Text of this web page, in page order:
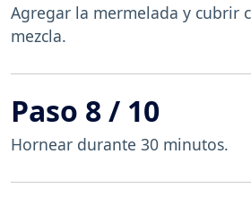
Agregar la mermelada y cubrir
mezcla.
Paso 8 / 10
Hornear durante 30 minutos.